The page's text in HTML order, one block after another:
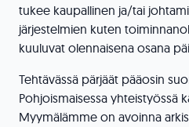
tukee kaupallinen ja/tai
järjestelmien kuten
kuuluvat olennaisena osana
Tehtävässä pärjäät pääosin
Pohjoismaisessa yhteistyössä
Myymälämme on avoinna